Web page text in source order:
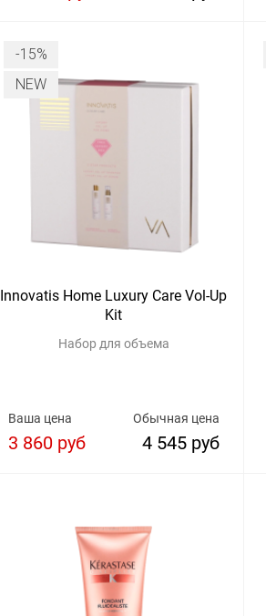
-15%
NEW
Innovatis Home Luxury Care Vol-Up
Kit
Набор для объема
Обычная цена
4 545 руб
Ваша цена
3 860 руб